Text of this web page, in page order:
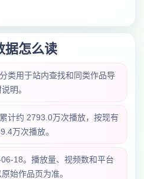
据怎么读
类用于站内查找和同类作品导
明。
计约 2793.0万次播放，按现有
万次播放。
18。播放量、视频数和平台
始作品页为准。